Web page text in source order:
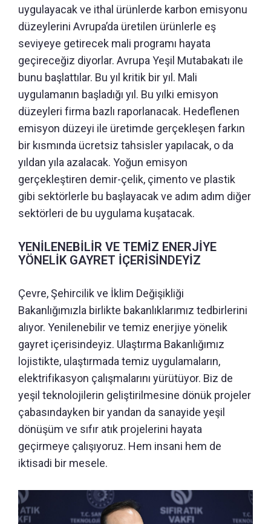
uygulayacak ve ithal ürünlerde karbon emisyonu
düzeylerini Avrupa’da üretilen ürünlerle eş
seviyeye getirecek mali programı hayata
geçireceğiz diyorlar. Avrupa Yeşil Mutabakatı ile
bunu başlattılar. Bu yıl kritik bir yıl. Mali
uygulamanın başladığı yıl. Bu yılki emisyon
düzeyleri firma bazlı raporlanacak. Hedeflenen
emisyon düzeyi ile üretimde gerçekleşen farkın
bir kısmında ücretsiz tahsisler yapılacak, o da
yıldan yıla azalacak. Yoğun emisyon
gerçekleştiren demir-çelik, çimento ve plastik
gibi sektörlerle bu başlayacak ve adım adım diğer
sektörleri de bu uygulama kuşatacak.
YENİLENEBİLİR VE TEMİZ ENERJİYE
YÖNELİK GAYRET İÇERİSİNDEYİZ
Çevre, Şehircilik ve İklim Değişikliği
Bakanlığımızla birlikte bakanlıklarımız tedbirlerini
alıyor. Yenilenebilir ve temiz enerjiye yönelik
gayret içerisindeyiz. Ulaştırma Bakanlığımız
lojistikte, ulaştırmada temiz uygulamaların,
elektrifikasyon çalışmalarını yürütüyor. Biz de
yeşil teknolojilerin geliştirilmesine dönük projeler
çabasındayken bir yandan da sanayide yeşil
dönüşüm ve sıfır atık projelerini hayata
geçirmeye çalışıyoruz. Hem insani hem de
iktisadi bir mesele.